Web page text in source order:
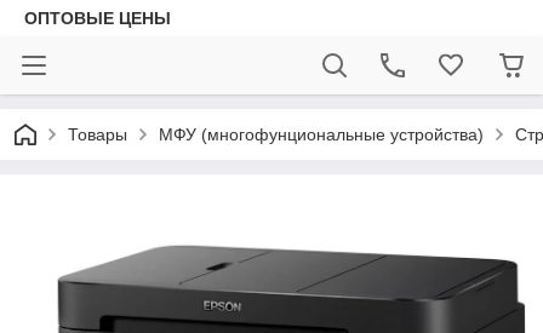
ОПТОВЫЕ ЦЕНЫ
Товары МФУ (многофунциональные устройства)